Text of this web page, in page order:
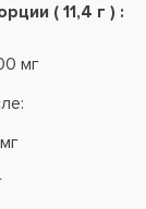
( 11,4 г ) :
мг